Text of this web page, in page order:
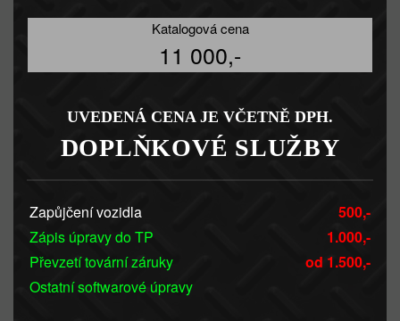
Katalogová cena
11 000,-
UVEDENÁ CENA JE VČETNĚ DPH.
DOPLŇKOVÉ SLUŽBY
Zapůjčení vozidla
500,-
Zápis úpravy do TP
1.000,-
Převzetí tovární záruky
od 1.500,-
Ostatní softwarové úpravy